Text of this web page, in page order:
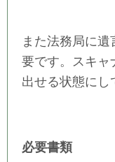
また法務局に
要です。スキャ
出せる状態にし
必要書類